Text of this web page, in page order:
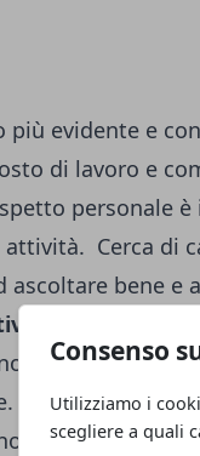
Consenso
Utilizziamo i
scegliere a quali
più evidente e
di lavoro e
personale
Cerca di
ascoltare bene e
a te e utilizzare
Esprimi i tuoi
delle persone.